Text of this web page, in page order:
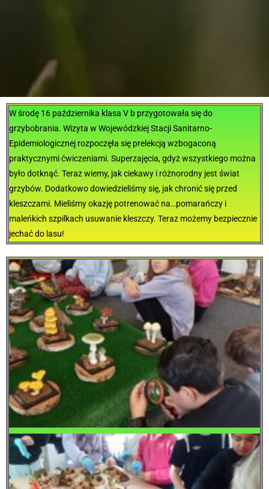
W środę 16 października klasa V b przygotowała się do
grzybobrania. Wizyta w Wojewódzkiej Stacji Sanitarno-
Epidemiologicznej rozpoczęła się prelekcją wzbogaconą
praktycznymi ćwiczeniami. Superzajęcia, gdyż wszystkiego można
było dotknąć. Teraz wiemy, jak ciekawy i różnorodny jest świat
grzybów. Dodatkowo dowiedzieliśmy się, jak chronić się przed
kleszczami. Mieliśmy okazję potrenować na…pomarańczy i
maleńkich szpilkach usuwanie kleszczy. Teraz możemy bezpiecznie
jechać do lasu!